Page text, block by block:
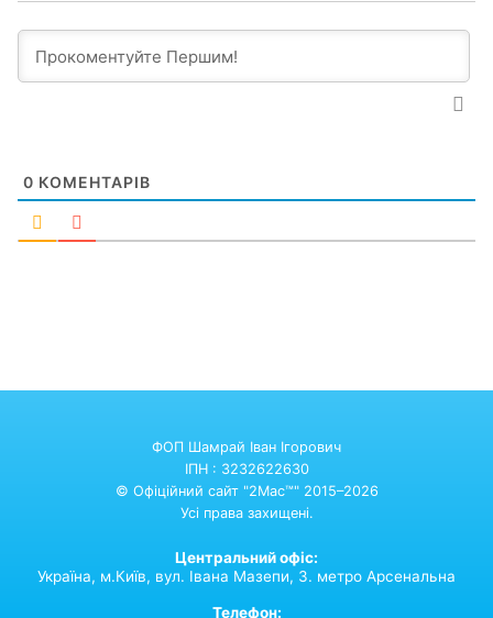
0 КОМЕНТАРІВ
ФОП Шамрай Іван Ігорович
ІПН : 3232622630
© Офіційний сайт "2Mac™" 2015–2026
Усі права захищені.
Центральний офіс:
Україна, м.Київ, вул. Івана Мазепи, 3. метро Арсенальна
Телефон: